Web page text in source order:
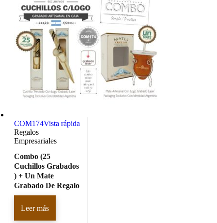
COM174Vista rápida
Regalos
Empresariales
Combo (25
Cuchillos Grabados
) + Un Mate
Grabado De Regalo
Leer más